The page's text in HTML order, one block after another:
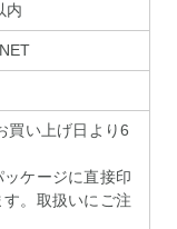
内
買い上げ日より6
ケージに直接印
。取扱いにご注